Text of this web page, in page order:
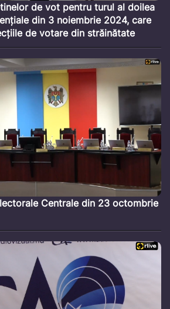
de vot pentru turul al doilea
din 3 noiembrie 2024, care
de votare din străinătate
Centrale din 23 octombrie